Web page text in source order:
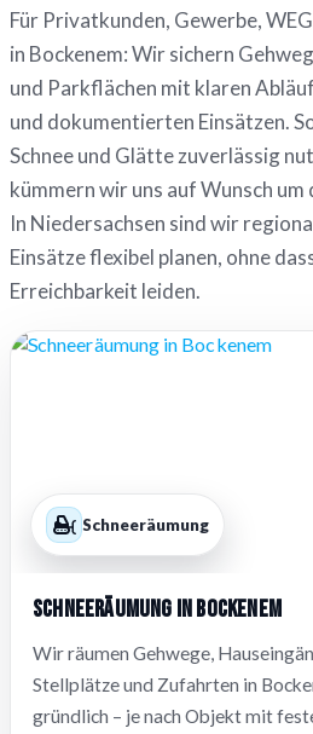
Für Privatkunden, Gewerbe,
in Bockenem: Wir sichern
und Parkflächen mit klaren
und dokumentierten Einsätzen.
Schnee und Glätte zuverlässig
kümmern wir uns auf Wunsch
In Niedersachsen sind wir
Einsätze flexibel planen, ohne
Erreichbarkeit leiden.
Schneeräumung
Schneeräumung in Bockenem
Wir räumen Gehwege,
Stellplätze und Zufahrten in
gründlich – je nach Objekt mit